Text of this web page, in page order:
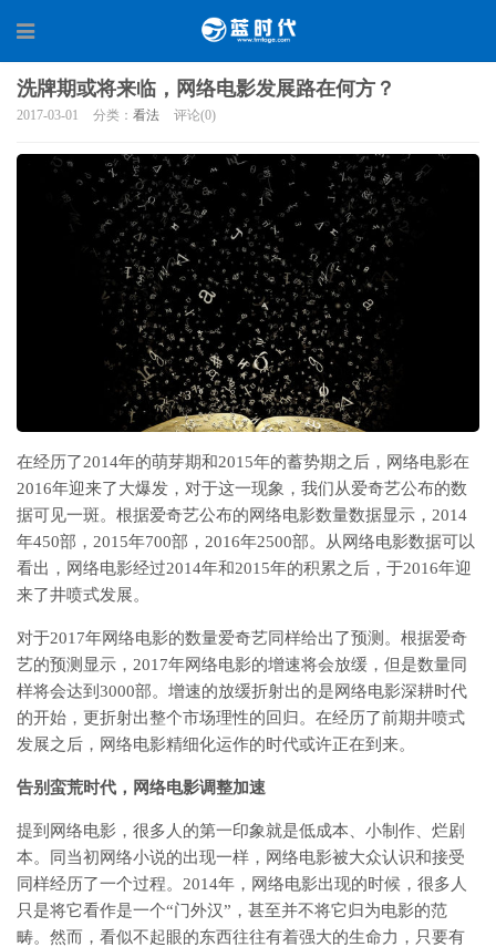
洗牌期或将来临，网络电影发展路在何方？
2017-03-01 分类： 看法 评论(0)
在经历了2014年的萌芽期和2015年的蓄势期之后，网络电影在
2016年迎来了大爆发，对于这一现象，我们从爱奇艺公布的数
据可见一斑。根据爱奇艺公布的网络电影数量数据显示，2014
年450部，2015年700部，2016年2500部。从网络电影数据可以
看出，网络电影经过2014年和2015年的积累之后，于2016年迎
来了井喷式发展。
对于2017年网络电影的数量爱奇艺同样给出了预测。根据爱奇
艺的预测显示，2017年网络电影的增速将会放缓，但是数量同
样将会达到3000部。增速的放缓折射出的是网络电影深耕时代
的开始，更折射出整个市场理性的回归。在经历了前期井喷式
发展之后，网络电影精细化运作的时代或许正在到来。
告别蛮荒时代，网络电影调整加速
提到网络电影，很多人的第一印象就是低成本、小制作、烂剧
本。同当初网络小说的出现一样，网络电影被大众认识和接受
同样经历了一个过程。2014年，网络电影出现的时候，很多人
只是将它看作是一个“门外汉”，甚至并不将它归为电影的范
畴。然而，看似不起眼的东西往往有着强大的生命力，只要有